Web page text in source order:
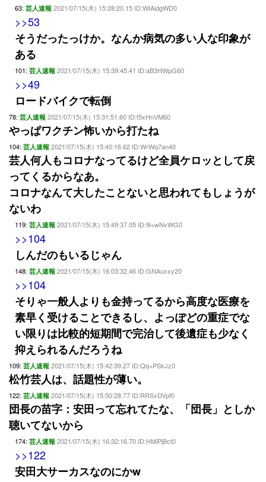
63: 芸人速報 2021/07/15(木) 15:28:20.15 ID:WIAidgWD0
>>53
そうだったっけか。なんか病気の多い人な印象が
ある
101: 芸人速報 2021/07/15(木) 15:39:45.41 ID:aB3HWpG60
>>49
ロードバイクで転倒
78: 芸人速報 2021/07/15(木) 15:31:51.60 ID:f5xHnVM60
やっぱワクチン怖いから打たね
104: 芸人速報 2021/07/15(木) 15:40:16.62 ID:WrWq7an40
芸人何人もコロナなってるけど全員ケロッとして戻
ってくるからなあ。
コロナなんて大したことないと思われてもしょうが
ないわ
119: 芸人速報 2021/07/15(木) 15:49:37.05 ID:9i+wNvWG0
>>104
しんだのもいるじゃん
148: 芸人速報 2021/07/15(木) 16:03:32.46 ID:GNAuxxy20
>>104
そりゃ一般人よりも金持ってるから高度な医療を
素早く受けることできるし、よっぽどの重症でな
い限りは比較的短期間で完治して後遺症も少なく
抑えられるんだろうね
109: 芸人速報 2021/07/15(木) 15:42:39.27 ID:Qq+PSkJz0
松竹芸人は、話題性が薄い。
122: 芸人速報 2021/07/15(木) 15:50:28.77 ID:RRSvDVpf0
団長の苗字：安田って忘れてたな、「団長」としか
聴いてないから
174: 芸人速報 2021/07/15(木) 16:32:16.70 ID:HMiPjBct0
>>122
安田大サーカスなのにかw